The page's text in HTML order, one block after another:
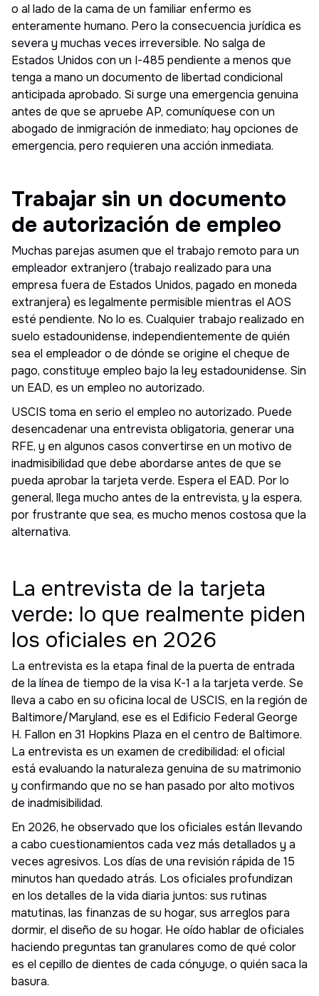
o al lado de la cama de un familiar enfermo es
enteramente humano. Pero la consecuencia jurídica es
severa y muchas veces irreversible. No salga de
Estados Unidos con un I-485 pendiente a menos que
tenga a mano un documento de libertad condicional
anticipada aprobado. Si surge una emergencia genuina
antes de que se apruebe AP, comuníquese con un
abogado de inmigración de inmediato; hay opciones de
emergencia, pero requieren una acción inmediata.
Trabajar sin un documento
de autorización de empleo
Muchas parejas asumen que el trabajo remoto para un
empleador extranjero (trabajo realizado para una
empresa fuera de Estados Unidos, pagado en moneda
extranjera) es legalmente permisible mientras el AOS
esté pendiente. No lo es. Cualquier trabajo realizado en
suelo estadounidense, independientemente de quién
sea el empleador o de dónde se origine el cheque de
pago, constituye empleo bajo la ley estadounidense. Sin
un EAD, es un empleo no autorizado.
USCIS toma en serio el empleo no autorizado. Puede
desencadenar una entrevista obligatoria, generar una
RFE, y en algunos casos convertirse en un motivo de
inadmisibilidad que debe abordarse antes de que se
pueda aprobar la tarjeta verde. Espera el EAD. Por lo
general, llega mucho antes de la entrevista, y la espera,
por frustrante que sea, es mucho menos costosa que la
alternativa.
La entrevista de la tarjeta
verde: lo que realmente piden
los oficiales en 2026
La entrevista es la etapa final de la puerta de entrada
de la línea de tiempo de la visa K-1 a la tarjeta verde. Se
lleva a cabo en su oficina local de USCIS, en la región de
Baltimore/Maryland, ese es el Edificio Federal George
H. Fallon en 31 Hopkins Plaza en el centro de Baltimore.
La entrevista es un examen de credibilidad: el oficial
está evaluando la naturaleza genuina de su matrimonio
y confirmando que no se han pasado por alto motivos
de inadmisibilidad.
En 2026, he observado que los oficiales están llevando
a cabo cuestionamientos cada vez más detallados y a
veces agresivos. Los días de una revisión rápida de 15
minutos han quedado atrás. Los oficiales profundizan
en los detalles de la vida diaria juntos: sus rutinas
matutinas, las finanzas de su hogar, sus arreglos para
dormir, el diseño de su hogar. He oído hablar de oficiales
haciendo preguntas tan granulares como de qué color
es el cepillo de dientes de cada cónyuge, o quién saca la
basura.